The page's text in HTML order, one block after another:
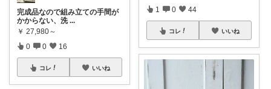
完成品なので組み立ての手間が
かからない、洗 ...
￥ 27,980～
0 0 16
コレ いいね
1 0 44
コレ いいね